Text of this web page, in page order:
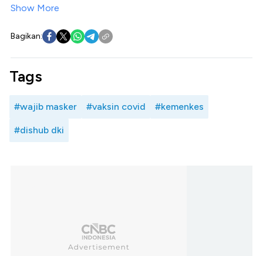
Show More
Bagikan:
Tags
#wajib masker #vaksin covid #kemenkes
#dishub dki